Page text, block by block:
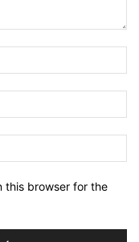
this browser for the